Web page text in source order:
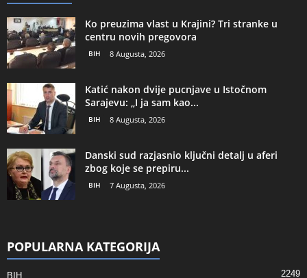
Ko preuzima vlast u Krajini? Tri stranke u
centru novih pregovora
BIH 8 Augusta, 2026
Katić nakon dvije pucnjave u Istočnom
Sarajevu: „I ja sam kao...
BIH 8 Augusta, 2026
Danski sud razjasnio ključni detalj u aferi
zbog koje se prepiru...
BIH 7 Augusta, 2026
POPULARNA KATEGORIJA
BIH 2249